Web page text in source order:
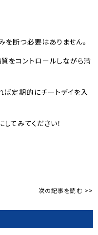
を断つ必要はありません。
をコントロールしながら満
定期的にチートデイを入
てみてください！
次の記事を読む >>